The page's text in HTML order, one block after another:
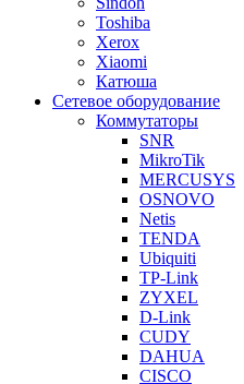
Toshiba
Xerox
Xiaomi
Катюша
Сетевое оборудование
Коммутаторы
SNR
MikroTik
MERCUSYS
OSNOVO
Netis
TENDA
Ubiquiti
TP-Link
ZYXEL
D-Link
CUDY
DAHUA
CISCO